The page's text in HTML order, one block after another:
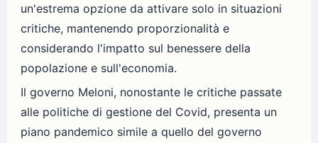
un'estrema opzione da attivare solo in situazioni
critiche, mantenendo proporzionalità e
considerando l'impatto sul benessere della
popolazione e sull'economia.
Il governo Meloni, nonostante le critiche passate
alle politiche di gestione del Covid, presenta un
piano pandemico simile a quello del governo